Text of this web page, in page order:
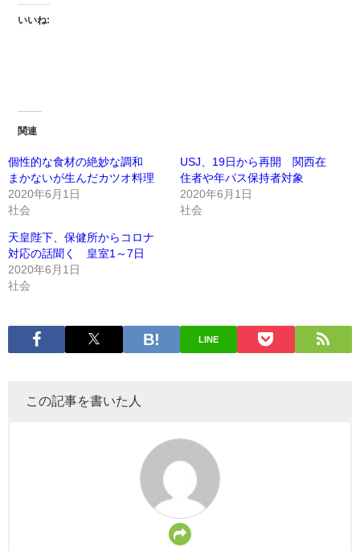
いいね:
関連
個性的な食材の絶妙な調和
まかないが生んだカツオ料理
2020年6月1日
社会
USJ、19日から再開 関西在
住者や年パス保持者対象
2020年6月1日
社会
天皇陛下、保健所からコロナ
対応の話聞く 皇室1～7日
2020年6月1日
社会
LINE
この記事を書いた人